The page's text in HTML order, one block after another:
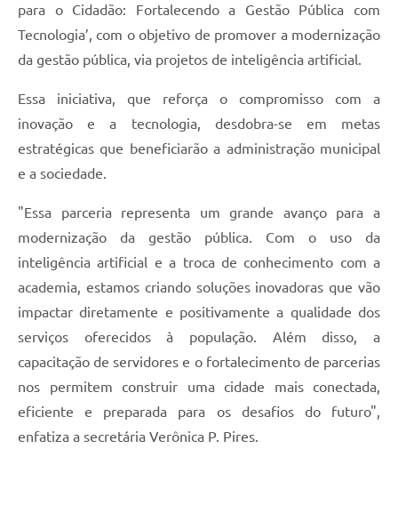
para o Cidadão: Fortalecendo a Gestão Pública com
Tecnologia’, com o objetivo de promover a modernização
da gestão pública, via projetos de inteligência artificial.
Essa iniciativa, que reforça o compromisso com a
inovação e a tecnologia, desdobra-se em metas
estratégicas que beneficiarão a administração municipal
e a sociedade.
"Essa parceria representa um grande avanço para a
modernização da gestão pública. Com o uso da
inteligência artificial e a troca de conhecimento com a
academia, estamos criando soluções inovadoras que vão
impactar diretamente e positivamente a qualidade dos
serviços oferecidos à população. Além disso, a
capacitação de servidores e o fortalecimento de parcerias
nos permitem construir uma cidade mais conectada,
eficiente e preparada para os desafios do futuro",
enfatiza a secretária Verônica P. Pires.